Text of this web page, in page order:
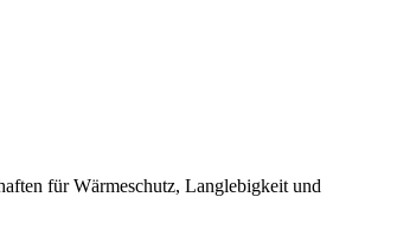
für Wärmeschutz, Langlebigkeit und